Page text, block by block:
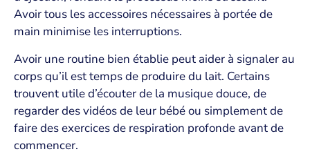
Avoir tous les accessoires nécessaires à portée de
main minimise les interruptions.
Avoir une routine bien établie peut aider à signaler au
corps qu’il est temps de produire du lait. Certains
trouvent utile d’écouter de la musique douce, de
regarder des vidéos de leur bébé ou simplement de
faire des exercices de respiration profonde avant de
commencer.